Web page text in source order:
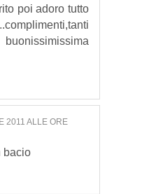
poi adoro tutto
2011 ALLE ORE
bacio